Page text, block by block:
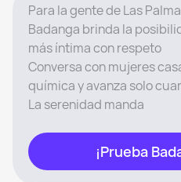
Para la gente de Las
Badanga brinda la
más íntima con respeto
Conversa con mujeres
química y avanza solo
La serenidad manda
¡Prueba